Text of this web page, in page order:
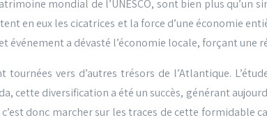
mondial de l’UNESCO, sont bien plus
en eux les cicatrices et la force d’une économie
événement a dévasté l’économie locale, forçant une
vers d’autres trésors de l’Atlantique.
cette diversification a été un succès, générant
donc marcher sur les traces de cette